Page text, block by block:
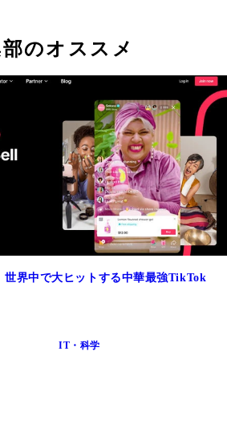
のオススメ
界中で大ヒットする中華最強TikTok
IT・科学